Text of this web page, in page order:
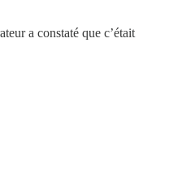
a constaté que c’était